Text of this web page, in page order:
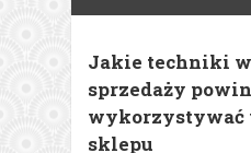
Jakie techniki
sprzedaży
wykorzystywać
sklepu